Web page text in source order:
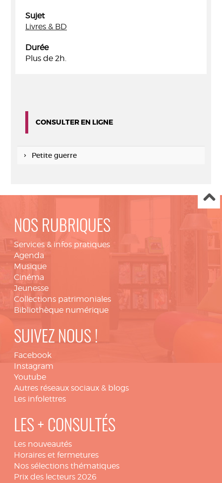
Sujet
Livres & BD
Durée
Plus de 2h.
CONSULTER EN LIGNE
Petite guerre
NOS RUBRIQUES
Services & infos pratiques
Agenda
Musique
Cinéma
Jeunesse
Collections patrimoniales
Bibliothèque numérique
SUIVEZ NOUS !
Facebook
Instagram
Youtube
Autres réseaux sociaux & blogs
Les infolettres
LES + CONSULTÉS
Les nouveautés
Horaires et fermetures
Nos sélections thématiques
Prix des lecteurs 2026